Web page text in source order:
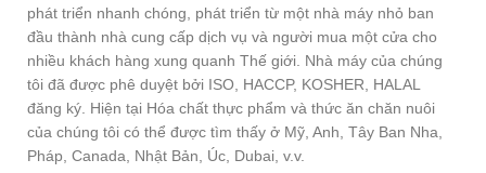
phát triển nhanh chóng, phát triển từ một nhà máy nhỏ ban
đầu thành nhà cung cấp dịch vụ và người mua một cửa cho
nhiều khách hàng xung quanh Thế giới. Nhà máy của chúng
tôi đã được phê duyệt bởi ISO, HACCP, KOSHER, HALAL
đăng ký. Hiện tại Hóa chất thực phẩm và thức ăn chăn nuôi
của chúng tôi có thể được tìm thấy ở Mỹ, Anh, Tây Ban Nha,
Pháp, Canada, Nhật Bản, Úc, Dubai, v.v.